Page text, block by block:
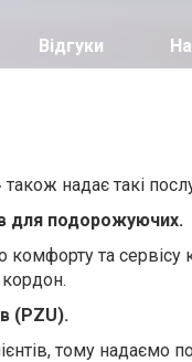
Відгуки
надає такі
для подорожуючих.
комфорту та
кордон.
(PZU).
тому надаємо